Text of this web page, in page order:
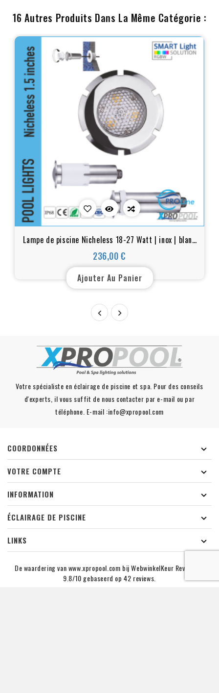
16 Autres Produits Dans La Même Catégorie :
Lampe de piscine Nicheless 18-27 Watt | inox | blanc
- LED couleur pour piscine et spa
236,00 €
Prix
Ajouter Au Panier
 
Votre spécialiste en éclairage de piscine et spa. Pour des conseils
d'experts, il vous suffit de nous contacter par e-mail ou par
téléphone. E-mail :info@xpropool.com
COORDONNÉES

VOTRE COMPTE

INFORMATION

ÉCLAIRAGE DE PISCINE

LINKS

De waardering van www.xpropool.com bijWebwinkelKeur Reviews
9.8/10 gebaseerd op 42 reviews.